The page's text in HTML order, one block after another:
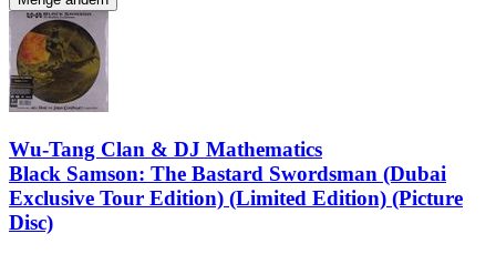
Wu-Tang Clan & DJ Mathematics
Black Samson: The Bastard Swordsman (Dubai
Exclusive Tour Edition) (Limited Edition) (Picture
Disc)